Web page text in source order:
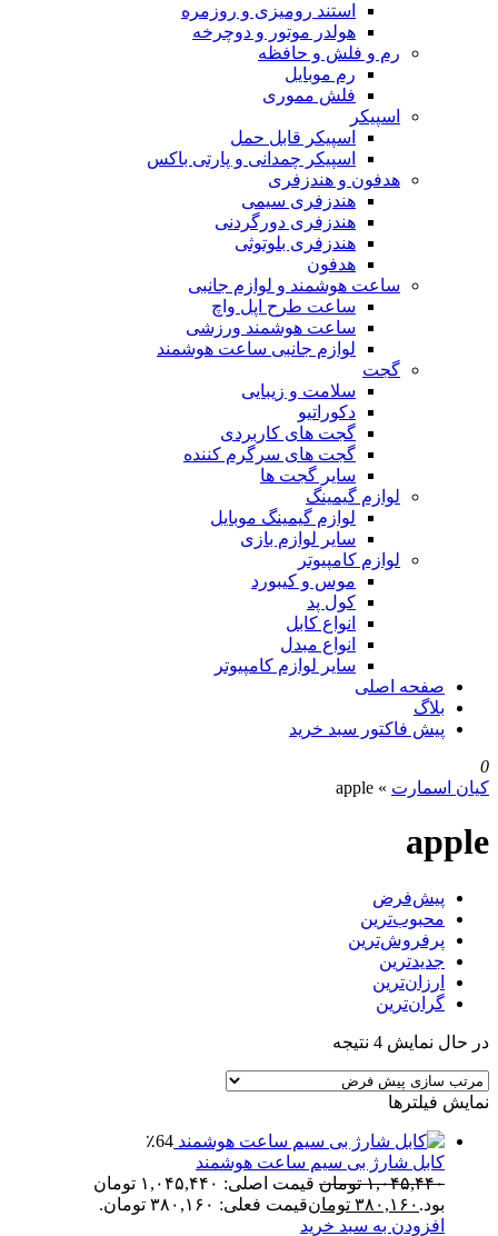
استند رومیزی و روزمره
هولدر موتور و دوچرخه
رم و فلش و حافظه
رم موبایل
فلش مموری
اسپیکر
اسپیکر قابل حمل
اسپیکر چمدانی و پارتی باکس
هدفون و هندزفری
هندزفری سیمی
هندزفری دورگردنی
هندزفری بلوتوثی
هدفون
ساعت هوشمند و لوازم جانبی
ساعت طرح اپل واچ
ساعت هوشمند ورزشی
لوازم جانبی ساعت هوشمند
گجت
سلامت و زیبایی
دکوراتیو
گجت های کاربردی
گجت های سرگرم کننده
سایر گجت ها
لوازم گیمینگ
لوازم گیمینگ موبایل
سایر لوازم بازی
لوازم کامپیوتر
موس و کیبورد
کول پد
انواع کابل
انواع مبدل
سایر لوازم کامپیوتر
صفحه اصلی
بلاگ
پیش فاکتور سبد خرید
0
کیان اسمارت »
apple
apple
پیش‌فرض
محبوب‌ترین
پرفروش‌ترین
جدیدترین
ارزان‌ترین
گران‌ترین
در حال نمایش 4 نتیجه
نمایش فیلترها
٪64
کابل شارژ بی سیم ساعت هوشمند
۱,۰۴۵,۴۴۰ تومان
قیمت اصلی: ۱,۰۴۵,۴۴۰ تومان
بود. ۳۸۰,۱۶۰ تومانقیمت فعلی: ۳۸۰,۱۶۰ تومان.
افزودن به سبد خرید